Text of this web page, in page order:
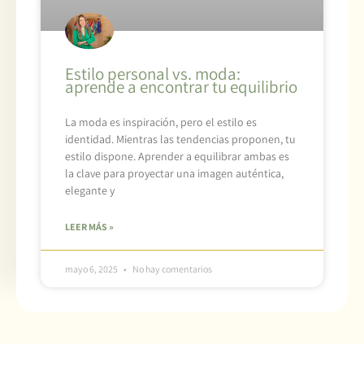
Estilo personal vs. moda:
aprende a encontrar tu equilibrio
La moda es inspiración, pero el estilo es
identidad. Mientras las tendencias proponen, tu
estilo dispone. Aprender a equilibrar ambas es
la clave para proyectar una imagen auténtica,
elegante y
LEER MÁS »
mayo 6, 2025 No hay comentarios